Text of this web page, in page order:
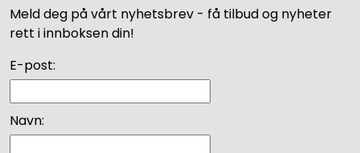
Meld deg på vårt nyhetsbrev - få tilbud og nyheter
rett i innboksen din!
E-post:
Navn: